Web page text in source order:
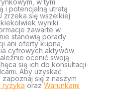
w tym
i potencjalną utratą
zrzeka się wszelkiej
wyniki
zawarte w
stanowią porady
ani oferty kupna,
cyfrowych aktywów.
ocenić swoją
się ich do konsultacji
Aby uzyskać
się z naszym
ryzyka orazWarunkami